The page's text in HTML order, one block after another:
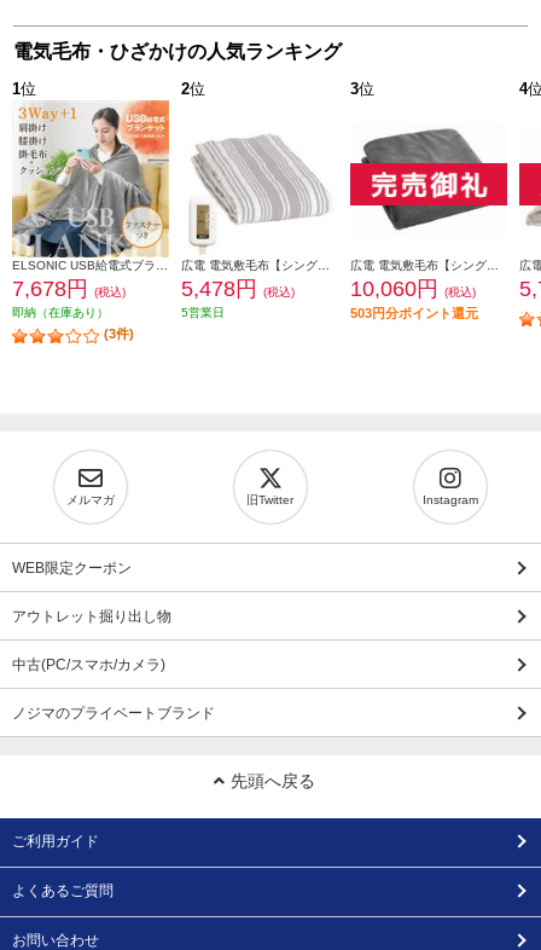
電気毛布・ひざかけの人気ランキング
1位
7,678円
(税込)
即納（在庫あり）
(3件)
2位
5,478円
(税込)
5営業日
3位
10,060円 (税込)
503円分ポイント還元
4
メルマガ 旧Twitter Instagram
WEB限定クーポン
アウトレット掘り出し物
中古(PC/スマホ/カメラ)
ノジマのプライベートブランド
先頭へ戻る
ご利用ガイド
よくあるご質問
お問い合わせ